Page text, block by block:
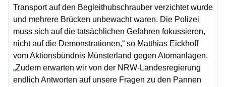
Transport auf den Begleithubschrauber verzichtet wurde
und mehrere Brücken unbewacht waren. Die Polizei
muss sich auf die tatsächlichen Gefahren fokussieren,
nicht auf die Demonstrationen,“ so Matthias Eickhoff
vom Aktionsbündnis Münsterland gegen Atomanlagen.
„Zudem erwarten wir von der NRW-Landesregierung
endlich Antworten auf unsere Fragen zu den Pannen